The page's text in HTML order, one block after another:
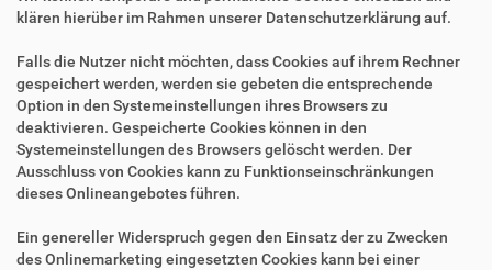
klären hierüber im Rahmen unserer Datenschutzerklärung auf.
Falls die Nutzer nicht möchten, dass Cookies auf ihrem Rechner
gespeichert werden, werden sie gebeten die entsprechende
Option in den Systemeinstellungen ihres Browsers zu
deaktivieren. Gespeicherte Cookies können in den
Systemeinstellungen des Browsers gelöscht werden. Der
Ausschluss von Cookies kann zu Funktionseinschränkungen
dieses Onlineangebotes führen.
Ein genereller Widerspruch gegen den Einsatz der zu Zwecken
des Onlinemarketing eingesetzten Cookies kann bei einer